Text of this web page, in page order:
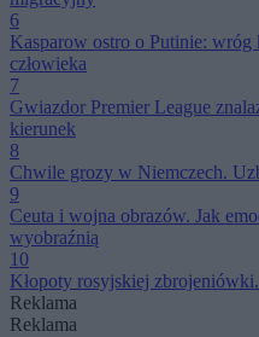
6
Kasparow ostro o Putinie: wróg
człowieka
7
Gwiazdor Premier League
kierunek
8
Chwile grozy w Niemczech.
9
Ceuta i wojna obrazów. Jak
wyobraźnią
10
Kłopoty rosyjskiej
Reklama
Reklama